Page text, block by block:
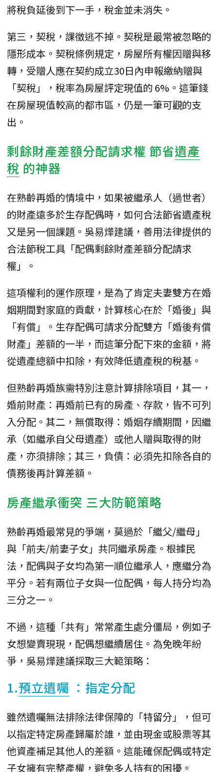
將稅負延後到下一手，稅金並未消失。
第三，​契稅，課徵逃不掉。契稅是最常被忽略的
隱形成本。契稅條例規定，房屋所有權因贈與移
轉，受贈人應在契約成立30日內申報繳納贈與
「契稅」，稅率為房屋評定現值的 6%。這筆錢
在房屋現值較高的都市區，仍是一筆可觀的支
出。
剩餘財產差額分配請求權 節省遺產
稅 的神器
在熟齡再婚的情境中，如果被繼承人（過世者）
的財產遠多於生存配偶時，如何合法節省遺產稅
又是另一個課題。吳易燁建議，善用法律提供的
合法節稅工具「配偶剩餘財產差額分配請求
權」。
​這項權利的運作原理，是為了肯定夫妻雙方在婚
姻期間對家庭的貢獻，計算核心在於「婚後」與
「有償」。生存配偶可請求分配雙方「婚後有償
財產」差額的一半，而這筆分配下來的金額，將
從遺產總額中扣除，有效降低遺產稅的稅基。
​但熟齡再婚族需特別注意計算排除項目，其一，
婚前財產：再婚前已有的房產、存款，皆不可列
入分配。其二，​無償取得：婚姻存續期間，因繼
承（如繼承自父母遺產）或他人贈與取得的財
產，亦須排除；其三，​負債：必須先扣除各自的
債務後再計算差額。
房產繼承衝突 三大防範策略
​熟齡再婚最常見的爭端，莫過於「繼父/繼母」
與「前夫/前妻子女」共同繼承房產。根據民
法，配偶與子女均為第一順位繼承人，應繼分為
平分。若有兩位子女與一位配偶，每人持分均為
三分之一。
​不過，這種「共有」常常產生處分僵局，例如子
女想變賣現現，配偶想繼續居住。為免晚年紛
爭，吳易燁建議採取三大範策略：
​1.預立遺囑 ：指定分配
​雖然遺囑無法排除法律保障的「特留分」，但可
以指定特定房產歸屬於誰，並由現金或股票等其
他資產補足其他人的差額。這能確保配偶或特定
子女擁有完整產權，避免多人持有的困擾。